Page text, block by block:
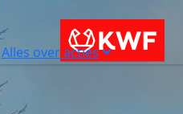
Alles over acties